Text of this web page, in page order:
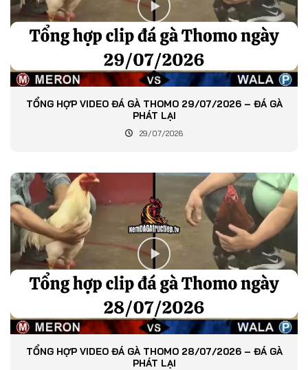
TỔNG HỢP VIDEO ĐÁ GÀ THOMO 29/07/2026 – ĐÁ GÀ
PHÁT LẠI
29/07/2026
TỔNG HỢP VIDEO ĐÁ GÀ THOMO 28/07/2026 – ĐÁ GÀ
PHÁT LẠI